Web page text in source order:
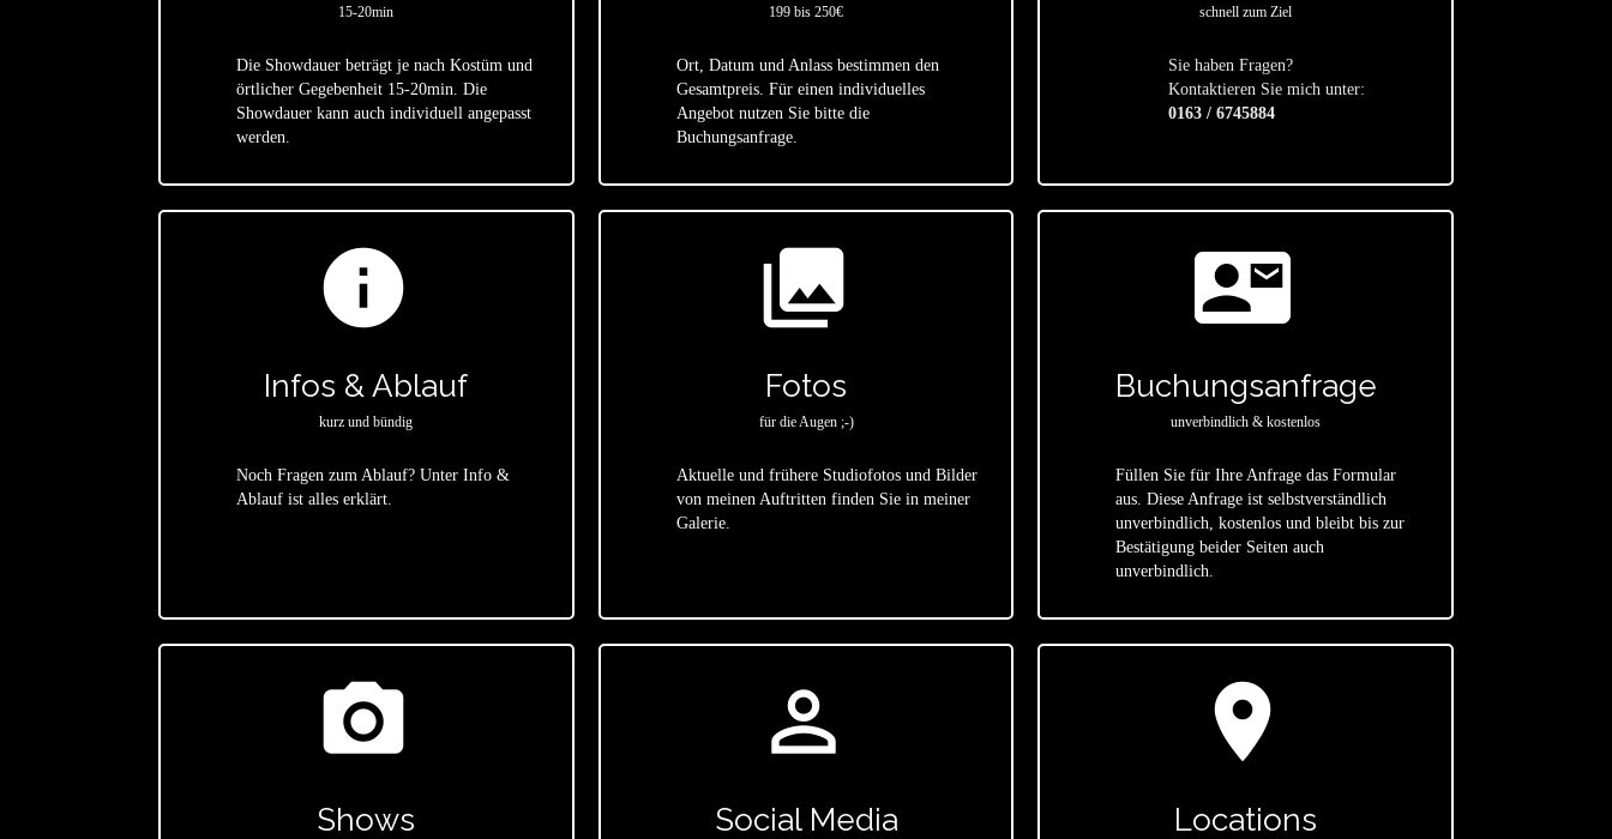
15-20min
Die Showdauer beträgt je nach Kostüm und
örtlicher Gegebenheit 15-20min. Die
Showdauer kann auch individuell angepasst
werden.
199 bis 250€
Ort, Datum und Anlass bestimmen den
Gesamtpreis. Für einen individuelles
Angebot nutzen Sie bitte die
Buchungsanfrage.
schnell zum Ziel
Sie haben Fragen?
Kontaktieren Sie mich unter:
0163 / 6745884
info
Infos & Ablauf
kurz und bündig
Noch Fragen zum Ablauf? Unter Info &
Ablauf ist alles erklärt.
photo_library
Fotos
für die Augen ;-)
Aktuelle und frühere Studiofotos und Bilder
von meinen Auftritten finden Sie in meiner
Galerie.
contact_mail
Buchungsanfrage
unverbindlich & kostenlos
Füllen Sie für Ihre Anfrage das Formular
aus. Diese Anfrage ist selbstverständlich
unverbindlich, kostenlos und bleibt bis zur
Bestätigung beider Seiten auch
unverbindlich.
photo_camera
Shows
person_outline
Social Media
location_on
Locations